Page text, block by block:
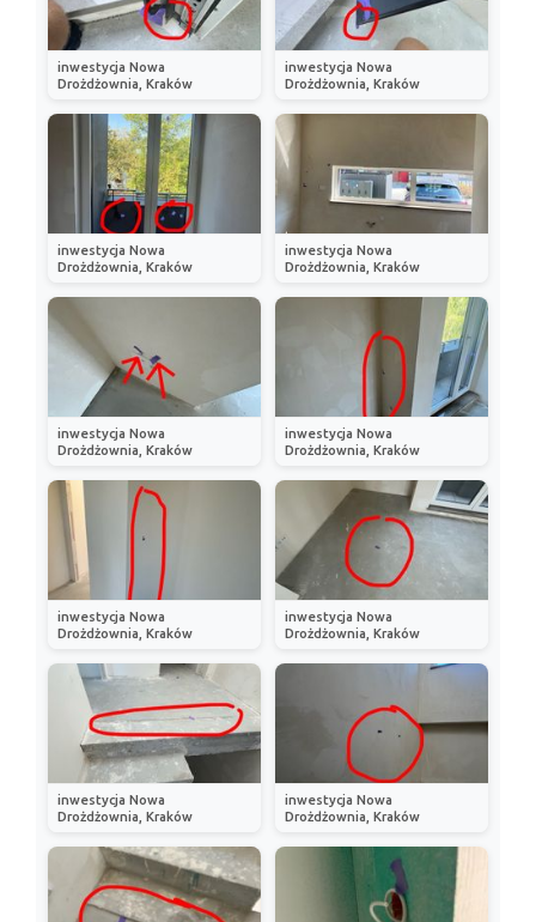
inwestycja Nowa
Drożdżownia, Kraków
inwestycja Nowa
Drożdżownia, Kraków
inwestycja Nowa
Drożdżownia, Kraków
inwestycja Nowa
Drożdżownia, Kraków
inwestycja Nowa
Drożdżownia, Kraków
inwestycja Nowa
Drożdżownia, Kraków
inwestycja Nowa
Drożdżownia, Kraków
inwestycja Nowa
Drożdżownia, Kraków
inwestycja Nowa
Drożdżownia, Kraków
inwestycja Nowa
Drożdżownia, Kraków